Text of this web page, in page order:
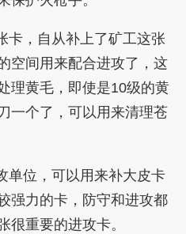
，自从补上了矿工这张
空间用来配合进攻了，这
理黄毛，即使是10级的黄
一个了，可以用来清理苍
位，可以用来补大皮卡
强力的卡，防守和进攻都
很重要的进攻卡。